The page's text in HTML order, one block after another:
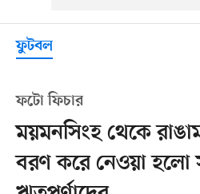
ফুটবল
ফটো ফিচার
ময়মনসিংহ থেকে
বরণ করে নেওয়া হলো